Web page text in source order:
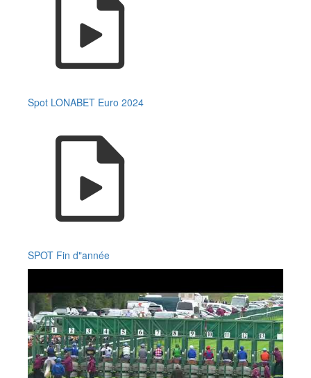
Spot LONABET Euro 2024
SPOT Fin d"année